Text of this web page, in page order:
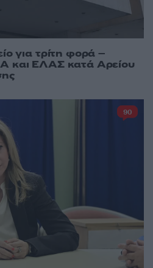
για τρίτη φορά –
και ΕΛΑΣ κατά Αρείου
90